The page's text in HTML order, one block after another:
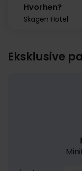
Hvorhen?
Eksklusive